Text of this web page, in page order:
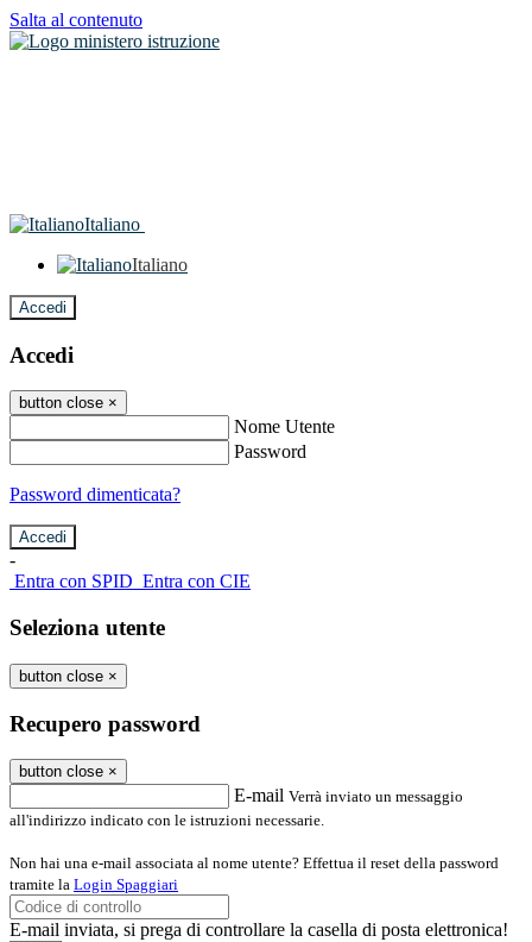
Salta al contenuto
Italiano
Italiano
Accedi
Accedi
button close ×
Nome Utente
Password
Password dimenticata?
-
Entra con SPID Entra con CIE
Seleziona utente
button close ×
Recupero password
button close ×
E-mail Verrà inviato un messaggio
all'indirizzo indicato con le istruzioni necessarie.
Non hai una e-mail associata al nome utente? Effettua il reset della password
tramite la Login Spaggiari
E-mail inviata, si prega di controllare la casella di posta elettronica!